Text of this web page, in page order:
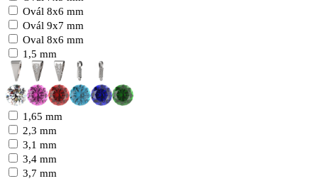
Ovál 8x6 mm
Ovál 9x7 mm
Oval 8x6 mm
1,5 mm
1,65 mm
2,3 mm
3,1 mm
3,4 mm
3,7 mm